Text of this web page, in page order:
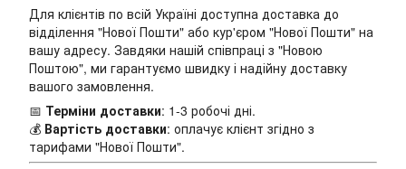
Для клієнтів по всій Україні доступна доставка до
відділення "Нової Пошти" або кур'єром "Нової Пошти" на
вашу адресу. Завдяки нашій співпраці з "Новою
Поштою", ми гарантуємо швидку і надійну доставку
вашого замовлення.
📅 Терміни доставки: 1-3 робочі дні.
💰 Вартість доставки: оплачує клієнт згідно з
тарифами "Нової Пошти".